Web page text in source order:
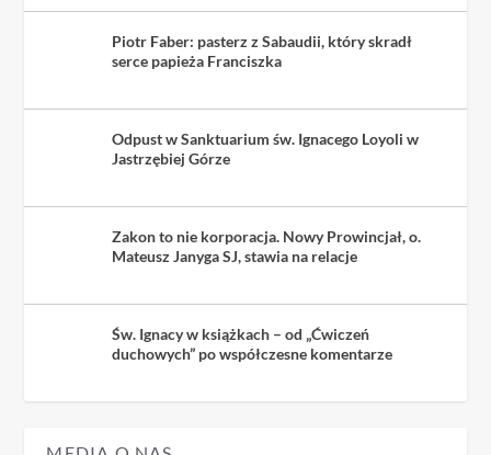
Piotr Faber: pasterz z Sabaudii, który skradł
serce papieża Franciszka
Odpust w Sanktuarium św. Ignacego Loyoli w
Jastrzębiej Górze
Zakon to nie korporacja. Nowy Prowincjał, o.
Mateusz Janyga SJ, stawia na relacje
Św. Ignacy w książkach – od „Ćwiczeń
duchowych” po współczesne komentarze